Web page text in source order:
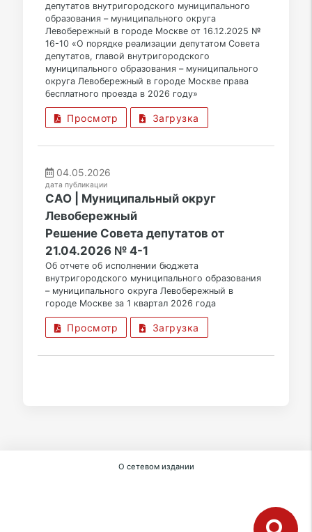
депутатов внутригородского муниципального
образования – муниципального округа
Левобережный в городе Москве от 16.12.2025 №
16-10 «О порядке реализации депутатом Совета
депутатов, главой внутригородского
муниципального образования – муниципального
округа Левобережный в городе Москве права
бесплатного проезда в 2026 году»
Просмотр Загрузка
04.05.2026
дата публикации
САО | Муниципальный округ
Левобережный
Решение Совета депутатов от
21.04.2026 № 4-1
Об отчете об исполнении бюджета
внутригородского муниципального образования
– муниципального округа Левобережный в
городе Москве за 1 квартал 2026 года
Просмотр Загрузка
О сетевом издании